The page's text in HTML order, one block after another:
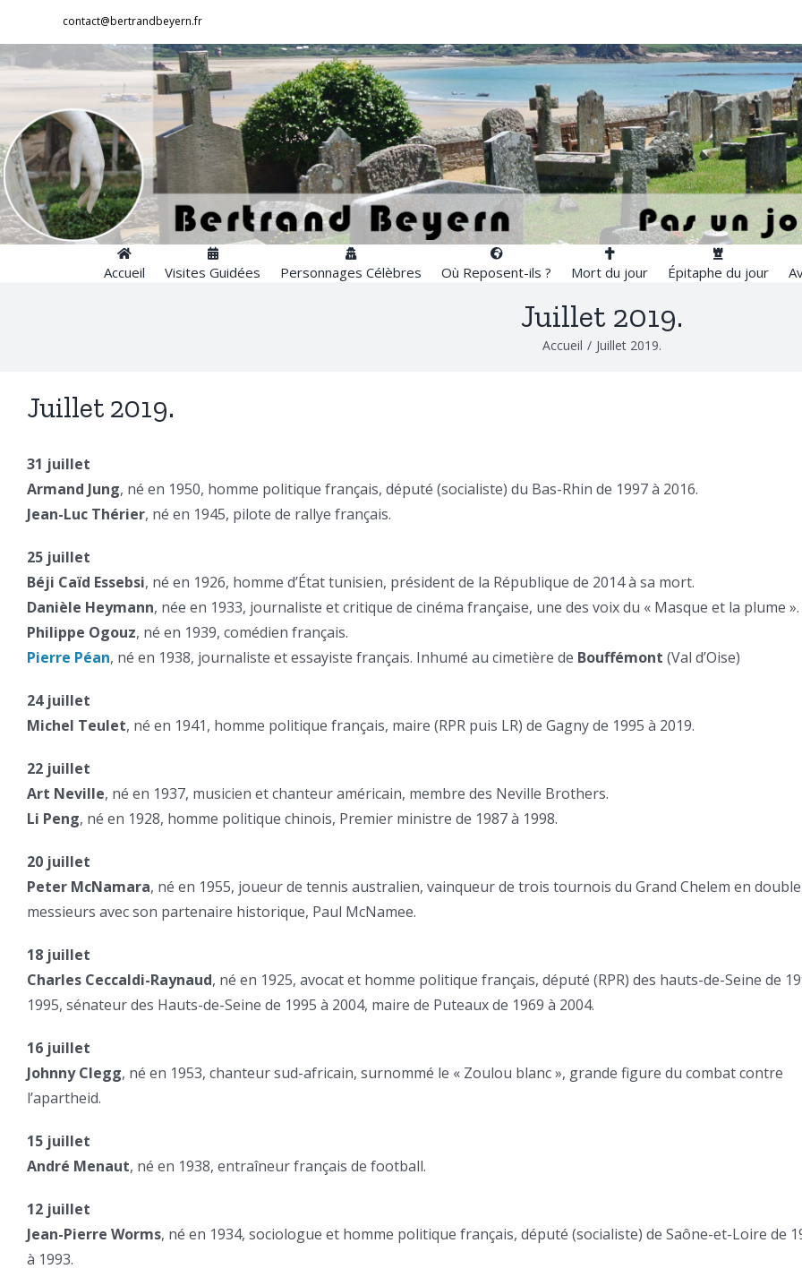
contenu
contact@bertrandbeyern.fr
Accueil Visites Guidées Personnages Célèbres Où Reposent-ils ? Mort du jour Épitaphe du jour
Juillet 2019.
Accueil / Juillet 2019.
Juillet 2019.
31 juillet
Armand Jung, né en 1950, homme politique français, député (socialiste) du Bas-Rhin de 1997 à 2016.
Jean-Luc Thérier, né en 1945, pilote de rallye français.
25 juillet
Béji Caïd Essebsi, né en 1926, homme d’État tunisien, président de la République de 2014 à sa mort.
Danièle Heymann, née en 1933, journaliste et critique de cinéma française, une des voix du « Masque et la plume ».
Philippe Ogouz, né en 1939, comédien français.
Pierre Péan, né en 1938, journaliste et essayiste français. Inhumé au cimetière de Bouffémont (Val d’Oise)
24 juillet
Michel Teulet, né en 1941, homme politique français, maire (RPR puis LR) de Gagny de 1995 à 2019.
22 juillet
Art Neville, né en 1937, musicien et chanteur américain, membre des Neville Brothers.
Li Peng, né en 1928, homme politique chinois, Premier ministre de 1987 à 1998.
20 juillet
Peter McNamara, né en 1955, joueur de tennis australien, vainqueur de trois tournois du Grand Chelem en double
messieurs avec son partenaire historique, Paul McNamee.
18 juillet
Charles Ceccaldi-Raynaud, né en 1925, avocat et homme politique français, député (RPR) des hauts-de-Seine de
1995, sénateur des Hauts-de-Seine de 1995 à 2004, maire de Puteaux de 1969 à 2004.
16 juillet
Johnny Clegg, né en 1953, chanteur sud-africain, surnommé le « Zoulou blanc », grande figure du combat contre
l’apartheid.
15 juillet
André Menaut, né en 1938, entraîneur français de football.
12 juillet
Jean-Pierre Worms, né en 1934, sociologue et homme politique français, député (socialiste) de Saône-et-Loire de
à 1993.